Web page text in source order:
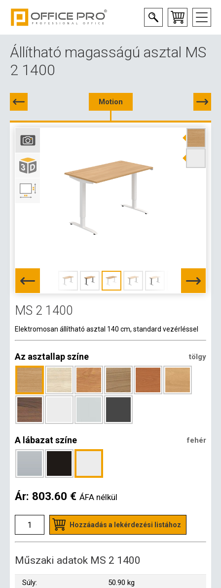
Állítható magasságú asztal MS
2 1400
Motion
MS 2 1400
Elektromosan állítható asztal 140 cm, standard vezérléssel
Az asztallap színe tölgy
A lábazat színe fehér
Ár: 803.60 € ÁFA nélkül
Hozzáadás a lekérdezési listához
Műszaki adatok MS 2 1400
Súly:
50.90 kg